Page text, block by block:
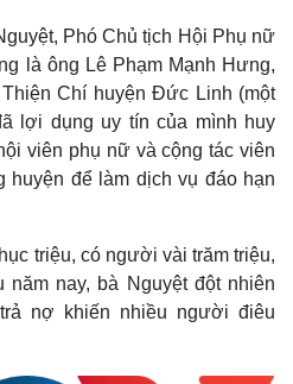
Multimedia
Video
Ảnh
E-Magazine
Phó Chủ tịch Hội Phụ nữ
là ông Lê Phạm Mạnh Hưng,
Chí huyện Đức Linh (một
lợi dụng uy tín của mình huy
viên phụ nữ và cộng tác viên
huyện để làm dịch vụ đáo hạn
triệu, có người vài trăm triệu,
nay, bà Nguyệt đột nhiên
nợ khiến nhiều người điêu